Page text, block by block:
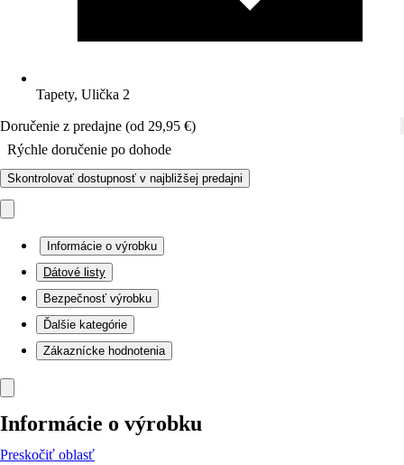
Tapety, Ulička 2
Doručenie z predajne (od 29,95 €)
Rýchle doručenie po dohode
Skontrolovať dostupnosť v najbližšej predajni
Informácie o výrobku
Dátové listy
Bezpečnosť výrobku
Ďalšie kategórie
Zákaznícke hodnotenia
Informácie o výrobku
Preskočiť oblasť